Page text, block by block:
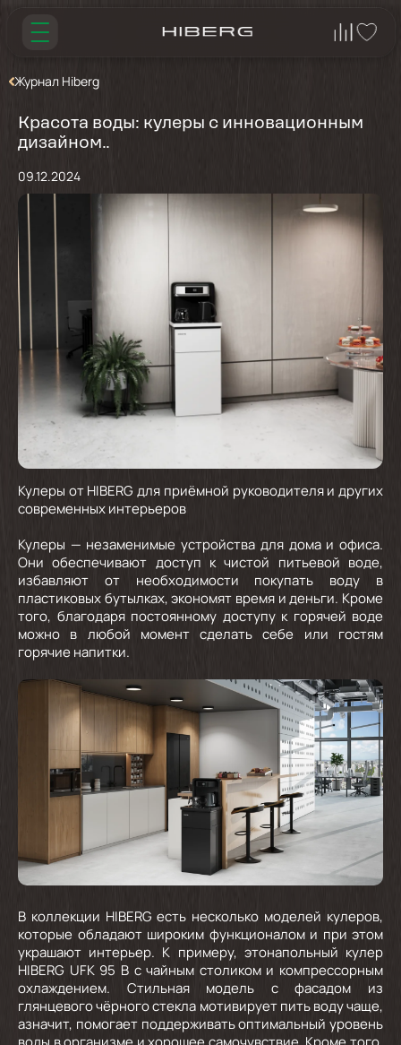
Журнал Hiberg
Красота воды: кулеры с инновационным
дизайном..
09.12.2024
Кулеры от HIBERG для приёмной руководителя и других
современных интерьеров
Кулеры — незаменимые устройства для дома и офиса.
Они обеспечивают доступ к чистой питьевой воде,
избавляют от необходимости покупать воду в
пластиковых бутылках, экономят время и деньги. Кроме
того, благодаря постоянному доступу к горячей воде
можно в любой момент сделать себе или гостям
горячие напитки.
В коллекции HIBERG есть несколько моделей кулеров,
которые обладают широким функционалом и при этом
украшают интерьер. К примеру, этонапольный кулер
HIBERG UFK 95 Bс чайным столиком и компрессорным
охлаждением. Стильная модель с фасадом из
глянцевого чёрного стекла мотивирует пить воду чаще,
азначит, помогает поддерживать оптимальный уровень